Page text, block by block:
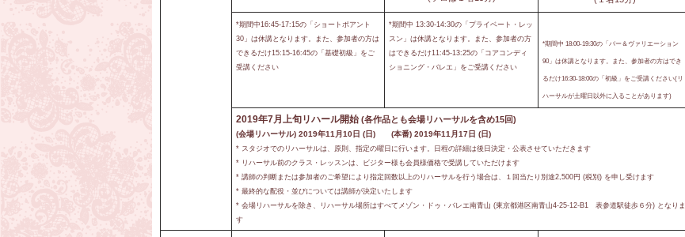
*期間中16:45-17:15の「ショートポアント
30」は休講となります。また、参加者の方は
できるだけ15:15-16:45の「基礎初級」をご
受講ください
*期間中 13:30-14:30の「プライベート・レッ
スン」は休講となります。また、参加者の方
はできるだけ11:45-13:25の「コアコンディ
ショニング・バレエ」をご受講ください
*期間中 18:00-19:30の「バー＆ヴァリエーション
90」は休講となります。また、参加者の方はでき
るだけ16:30-18:00の「初級」をご受講ください(リ
ハーサルが土曜日以外に入ることがあります)
2019年7月上旬リハール開始 (各作品とも会場リハーサルを含め15回)
(会場リハーサル) 2019年11月10日 (日) (本番) 2019年11月17日 (日)
* スタジオでのリハーサルは、原則、指定の曜日に行います。日程の詳細は後日決定・公表させていただきます
* リハーサル前のクラス・レッスンは、ビジター様も会員様価格で受講していただけます
* 講師の判断または参加者のご希望により指定回数以上のリハーサルを行う場合は、１回当たり別途2,500円 (税別) を申し受けます
* 最終的な配役・並びについては講師が決定いたします
* 会場リハーサルを除き、リハーサル場所はすべてメゾン・ドゥ・バレエ南青山 (東京都港区南青山4-25-12-B1 表参道駅徒歩６分) となりま
す